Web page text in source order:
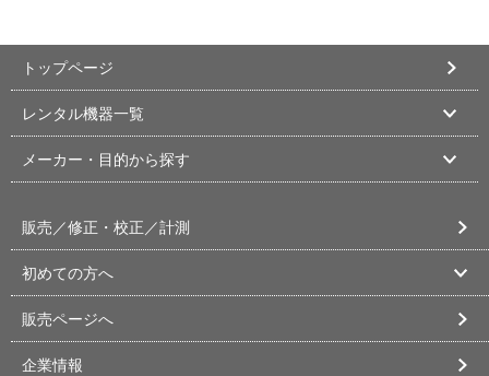
トップページ
レンタル機器一覧
メーカー・目的から探す
販売／修正・校正／計測
初めての方へ
販売ページへ
企業情報